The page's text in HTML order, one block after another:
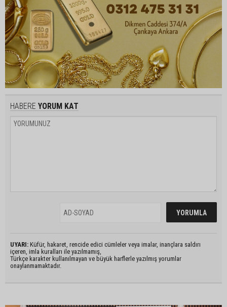
HABERE YORUM KAT
UYARI: Küfür, hakaret, rencide edici cümleler veya imalar, inançlara saldırı
içeren, imla kuralları ile yazılmamış,
Türkçe karakter kullanılmayan ve büyük harflerle yazılmış yorumlar
onaylanmamaktadır.